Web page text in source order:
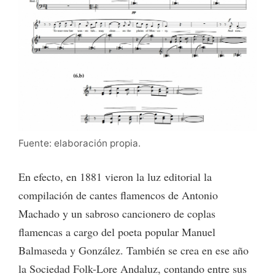
Fuente: elaboración propia.
En efecto, en 1881 vieron la luz editorial la
compilación de cantes flamencos de Antonio
Machado y un sabroso cancionero de coplas
flamencas a cargo del poeta popular Manuel
Balmaseda y González. También se crea en ese año
la Sociedad Folk-Lore Andaluz, contando entre sus